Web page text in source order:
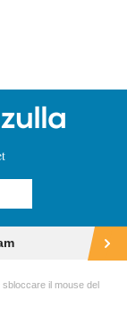
sbloccare il mouse del